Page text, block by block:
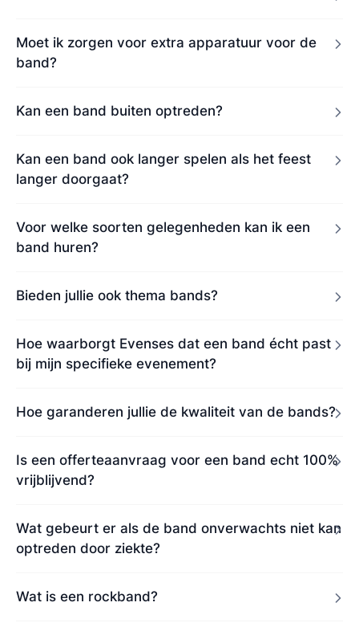
Moet ik zorgen voor extra apparatuur voor de
band?
Kan een band buiten optreden?
Kan een band ook langer spelen als het feest
langer doorgaat?
Voor welke soorten gelegenheden kan ik een
band huren?
Bieden jullie ook thema bands?
Hoe waarborgt Evenses dat een band écht past
bij mijn specifieke evenement?
Hoe garanderen jullie de kwaliteit van de bands?
Is een offerteaanvraag voor een band echt 100%
vrijblijvend?
Wat gebeurt er als de band onverwachts niet kan
optreden door ziekte?
Wat is een rockband?